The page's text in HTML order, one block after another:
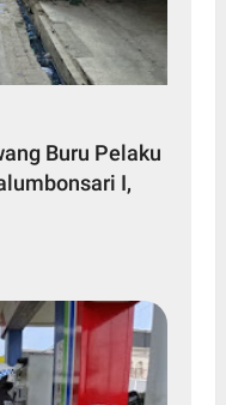
Buru Pelaku
I,